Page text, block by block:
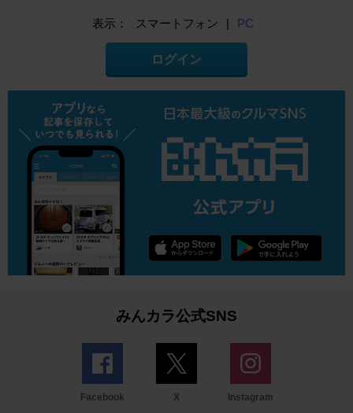
表示： スマートフォン | PC
ログイン
みんカラ公式SNS
Facebook X Instagram